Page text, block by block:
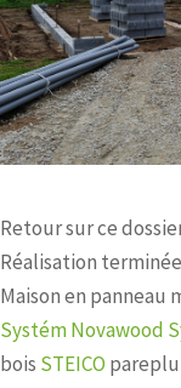
Retour sur ce
Réalisation
Maison en panneau
SystémNovawood
bois STEICO